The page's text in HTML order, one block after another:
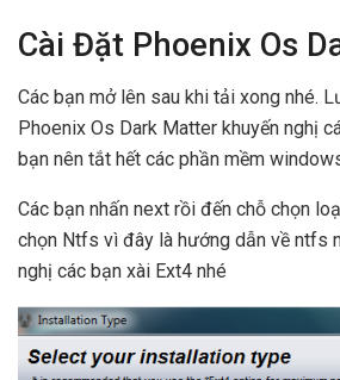
Cài Đặt Phoenix Os
Các bạn mở lên sau khi tải xong nhé.
Phoenix Os Dark Matter khuyến nghị
bạn nên tắt hết các phần mềm
Các bạn nhấn next rồi đến chỗ chọn
chọn Ntfs vì đây là hướng dẫn về ntfs
nghị các bạn xài Ext4 nhé